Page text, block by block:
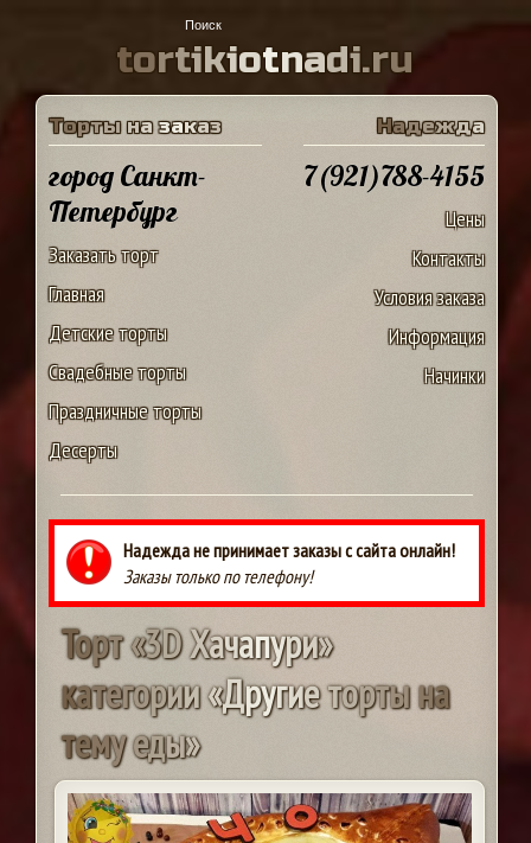
tortikiotnadi.ru
Торты на заказ
город Санкт-
Петербург
Заказать торт
Главная
Детские торты
Свадебные торты
Праздничные торты
Десерты
Надежда
7(921)788-4155
Цены
Контакты
Условия заказа
Информация
Начинки
Надежда не принимает заказы с сайта онлайн!
Заказы только по телефону!
Торт«3DХачапури»
категории«Другиетортына
темуеды»